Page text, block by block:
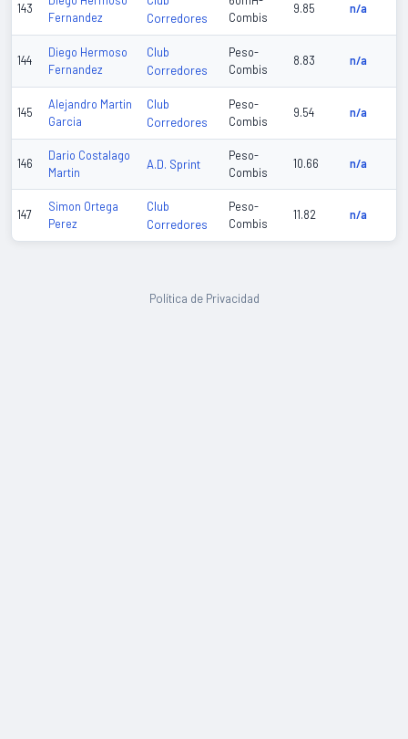
143
Fernandez
Corredores
Combis
9.85 n/a
144
Diego Hermoso
Fernandez
Club
Corredores
Peso-
Combis
8.83 n/a
145
Alejandro Martin
Garcia
Club
Corredores
Peso-
Combis
9.54 n/a
146
Dario Costalago
Martin
A.D. Sprint
Peso-
Combis
10.66 n/a
147
Simon Ortega
Perez
Club
Corredores
Peso-
Combis
11.82 n/a
Política de Privacidad